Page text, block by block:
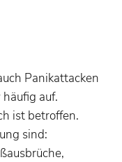
Panikattacken
auf.
ist betroffen.
sind: